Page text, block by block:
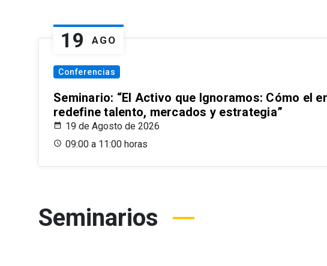
19 AGO
Conferencias
Seminario: “El Activo que Ignoramos: Cómo el
redefine talento, mercados y estrategia”
19 de Agosto de 2026
09:00 a 11:00 horas
Seminarios